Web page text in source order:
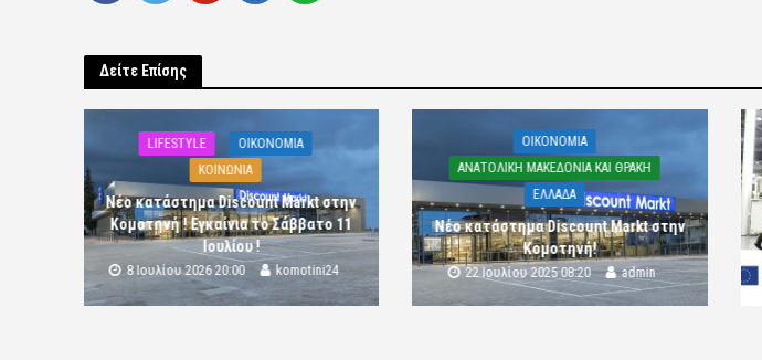
Δείτε Επίσης
LIFESTYLE
OIKONOMIA
ΚΟΙΝΩΝΙΑ
Νέο κατάστημα Discount Markt στην
Κομοτηνή ! Εγκαίνια το Σάββατο 11
Ιουλίου !
8 Ιουλίου 2026 20:00 komotini24
OIKONOMIA
ΑΝΑΤΟΛΙΚΗ ΜΑΚΕΔΟΝΙΑ ΚΑΙ ΘΡΑΚΗ
ΕΛΛΑΔΑ
Νέο κατάστημα Discount Markt στην
Κομοτηνή!
22 Ιουλίου 2025 08:20 admin